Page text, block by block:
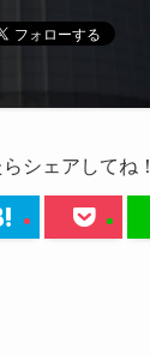
シェアしてね！